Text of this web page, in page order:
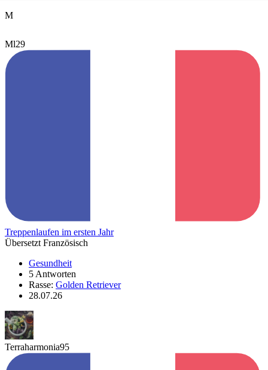
M
Ml29
Treppenlaufen im ersten Jahr
Übersetzt Französisch
Gesundheit
5 Antworten
Rasse: Golden Retriever
28.07.26
Terraharmonia95